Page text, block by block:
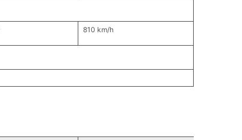
810 km/h